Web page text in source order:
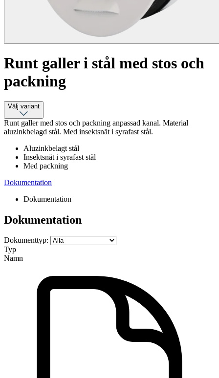
Runt galler i stål med stos och
packning
Välj variant
Runt galler med stos och packning anpassad kanal. Material
aluzinkbelagd stål. Med insektsnät i syrafast stål.
Aluzinkbelagt stål
Insektsnät i syrafast stål
Med packning
Dokumentation
Dokumentation
Dokumentation
Dokumenttyp:
Typ
Namn